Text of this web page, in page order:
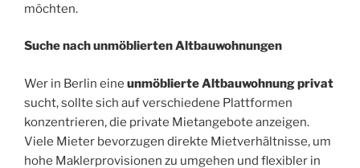
möchten.
Suche nach unmöblierten Altbauwohnungen
Wer in Berlin eine unmöblierte Altbauwohnung privat
sucht, sollte sich auf verschiedene Plattformen
konzentrieren, die private Mietangebote anzeigen.
Viele Mieter bevorzugen direkte Mietverhältnisse, um
hohe Maklerprovisionen zu umgehen und flexibler in